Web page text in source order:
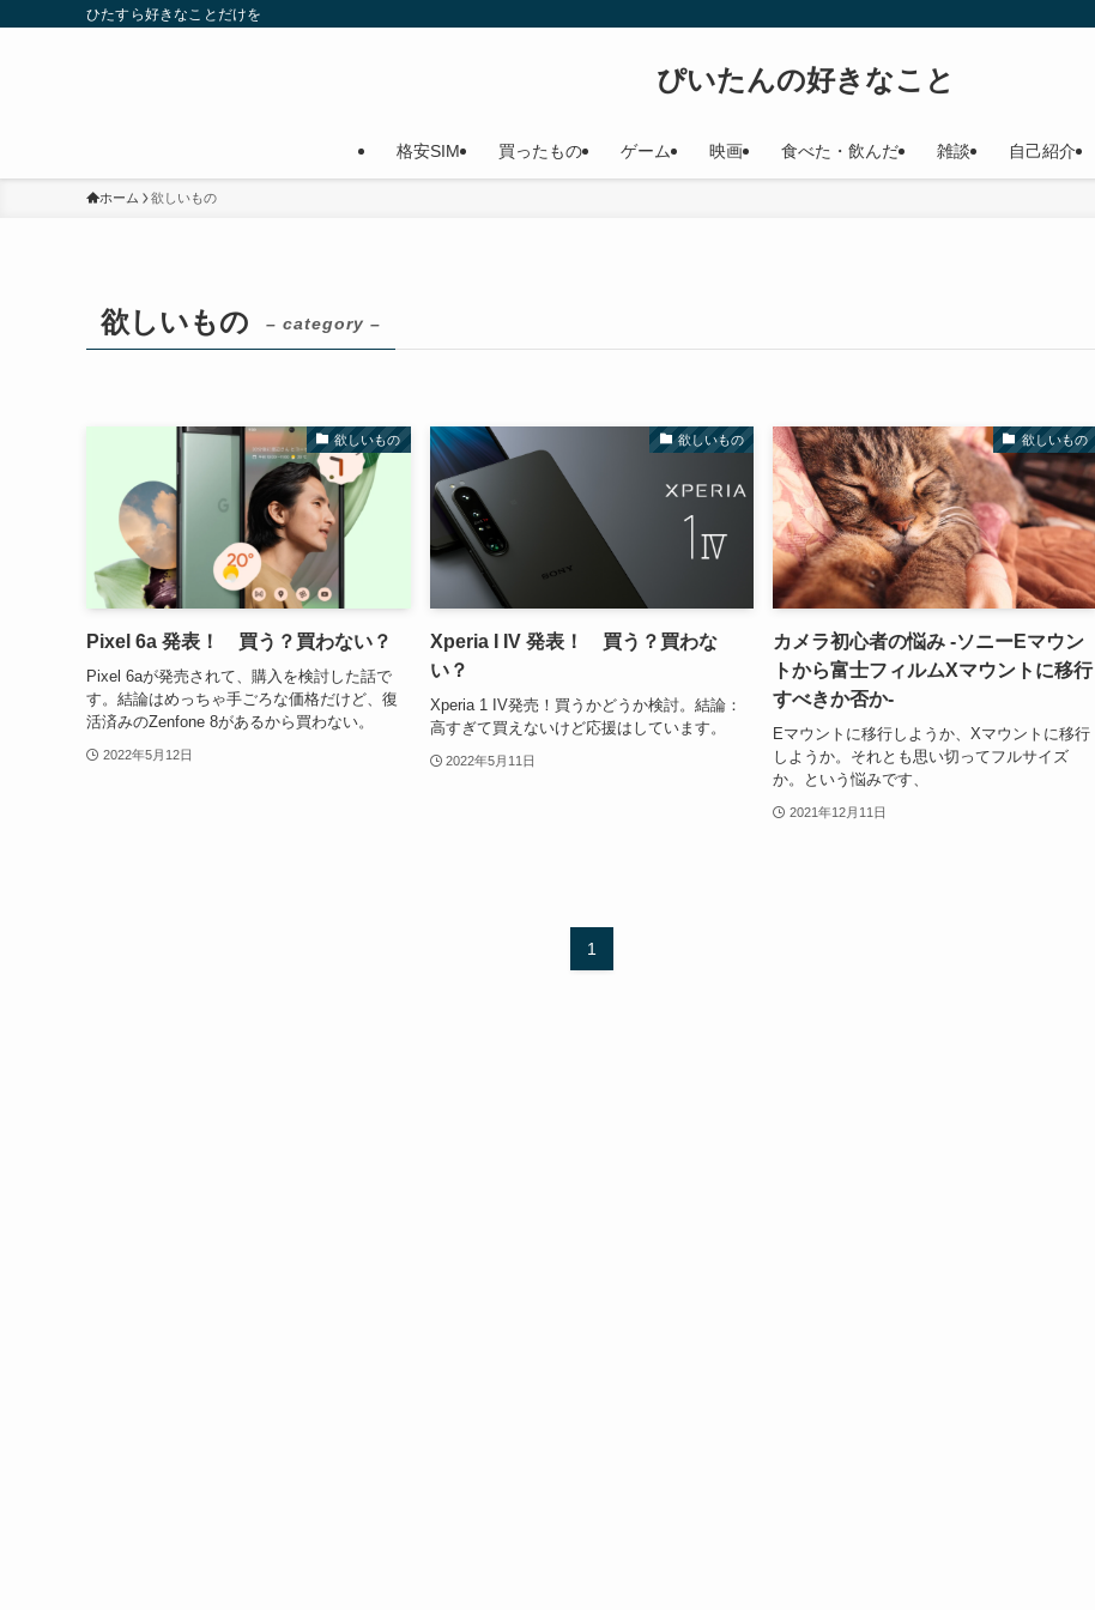
ひたすら好きなことだけを
ぴいたんの好きなこと
格安SIM 買ったもの ゲーム 映画 食べた・飲んだ 雑談 自己紹介
ホーム 欲しいもの
欲しいもの – category –
欲しいもの
Pixel 6a 発表！ 買う？買わない？
Pixel 6aが発売されて、購入を検討した話で
す。結論はめっちゃ手ごろな価格だけど、復
活済みのZenfone 8があるから買わない。
2022年5月12日
欲しいもの
Xperia I IV 発表！ 買う？買わな
い？
Xperia 1 IV発売！買うかどうか検討。結論：
高すぎて買えないけど応援はしています。
2022年5月11日
欲しいもの
カメラ初心者の悩み -ソニーEマウン
トから富士フィルムXマウントに移行
すべきか否か-
Eマウントに移行しようか、Xマウントに移行
しようか。それとも思い切ってフルサイズ
か。という悩みです、
2021年12月11日
1